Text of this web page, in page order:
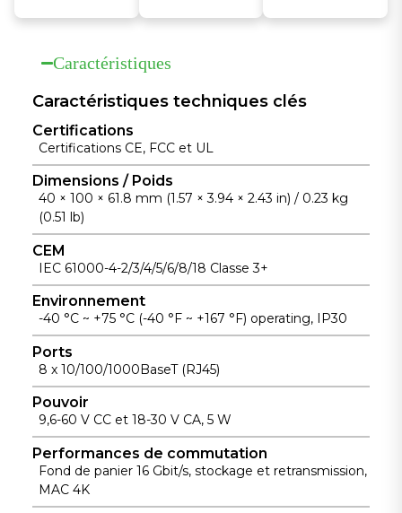
pression pour
installation
facile et une
dissipation
thermique
fiable.
ventilateur sur
une large
allant de -40
°C à +75 °C
pour les
sans
surveillance.
surcharges et
fonctionneme
Caractéristiques
Caractéristiques techniques clés
Certifications
Certifications CE, FCC et UL
Dimensions / Poids
40 × 100 × 61.8 mm (1.57 × 3.94 × 2.43 in) / 0.23 kg
(0.51 lb)
CEM
IEC 61000-4-2/3/4/5/6/8/18 Classe 3+
Environnement
-40 °C ~ +75 °C (-40 °F ~ +167 °F) operating, IP30
Ports
8 x 10/100/1000BaseT (RJ45)
Pouvoir
9,6-60 V CC et 18-30 V CA, 5 W
Performances de commutation
Fond de panier 16 Gbit/s, stockage et retransmission,
MAC 4K